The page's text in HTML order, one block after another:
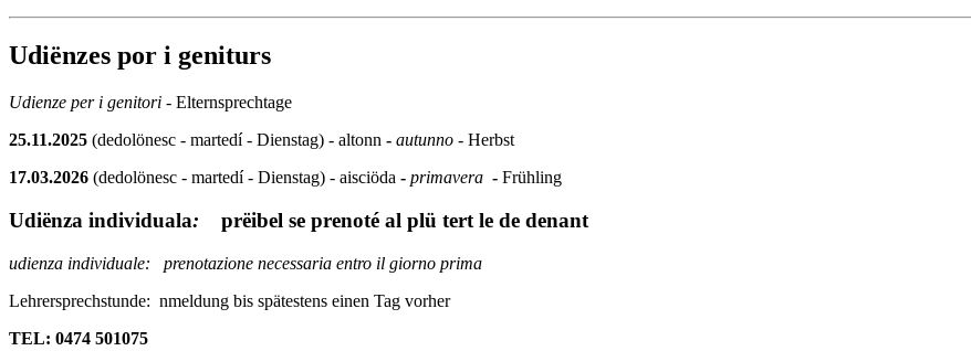
Udiënzes por i geniturs
Udienze per i genitori - Elternsprechtage
25.11.2025 (dedolönesc - martedí - Dienstag) - altonn - autunno - Herbst
17.03.2026 (dedolönesc - martedí - Dienstag) - aisciöda - primavera - Frühling
Udiënza individuala: prëibel se prenoté al plü tert le de denant
udienza individuale: prenotazione necessaria entro il giorno prima
Lehrersprechstunde: nmeldung bis spätestens einen Tag vorher
TEL: 0474 501075